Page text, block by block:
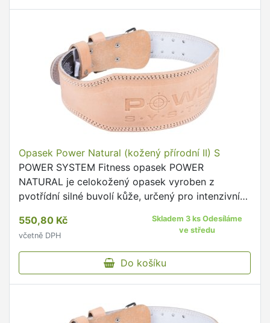
Opasek Power Natural (kožený přírodní II) S
POWER SYSTEM Fitness opasek POWER
NATURAL je celokožený opasek vyroben z
pvotřídní silné buvolí kůže, určený pro intenzivní
550,80 Kč
včetně DPH
Skladem 3 ks Odesíláme
ve středu
Do košíku